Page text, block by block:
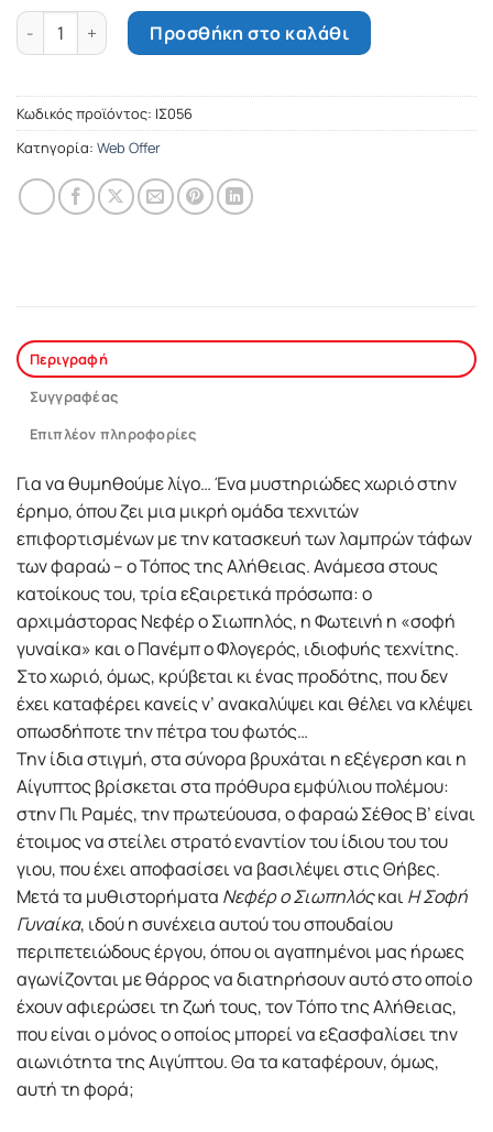
Η πέτρα του φωτός, Τόμος Γ΄ - Πανέμπ ο Φλογερός ποσότητα
Προσθήκη στο καλάθι
Κωδικός προϊόντος: ΙΣ056
Κατηγορία: Web Offer
Περιγραφή
Συγγραφέας
Επιπλέον πληροφορίες
Για να θυμηθούμε λίγο… Ένα μυστηριώδες χωριό στην
έρημο, όπου ζει μια μικρή ομάδα τεχνιτών
επιφορτισμένων με την κατασκευή των λαμπρών τάφων
των φαραώ – ο Τόπος της Αλήθειας. Ανάμεσα στους
κατοίκους του, τρία εξαιρετικά πρόσωπα: ο
αρχιμάστορας Νεφέρ ο Σιωπηλός, η Φωτεινή η «σοφή
γυναίκα» και ο Πανέμπ ο Φλογερός, ιδιοφυής τεχνίτης.
Στο χωριό, όμως, κρύβεται κι ένας προδότης, που δεν
έχει καταφέρει κανείς ν’ ανακαλύψει και θέλει να κλέψει
οπωσδήποτε την πέτρα του φωτός…
Την ίδια στιγμή, στα σύνορα βρυχάται η εξέγερση και η
Αίγυπτος βρίσκεται στα πρόθυρα εμφύλιου πολέμου:
στην Πι Ραμές, την πρωτεύουσα, ο φαραώ Σέθος Β’ είναι
έτοιμος να στείλει στρατό εναντίον του ίδιου του του
γιου, που έχει αποφασίσει να βασιλέψει στις Θήβες.
Μετά τα μυθιστορήματα Νεφέρ ο Σιωπηλόςκαι Η Σοφή
Γυναίκα, ιδού η συνέχεια αυτού του σπουδαίου
περιπετειώδους έργου, όπου οι αγαπημένοι μας ήρωες
αγωνίζονται με θάρρος να διατηρήσουν αυτό στο οποίο
έχουν αφιερώσει τη ζωή τους, τον Τόπο της Αλήθειας,
που είναι ο μόνος ο οποίος μπορεί να εξασφαλίσει την
αιωνιότητα της Αιγύπτου. Θα τα καταφέρουν, όμως,
αυτή τη φορά;